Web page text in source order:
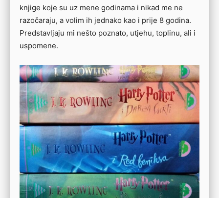
knjige koje su uz mene godinama i nikad me ne
razočaraju, a volim ih jednako kao i prije 8 godina.
Predstavljaju mi nešto poznato, utjehu, toplinu, ali i
uspomene.